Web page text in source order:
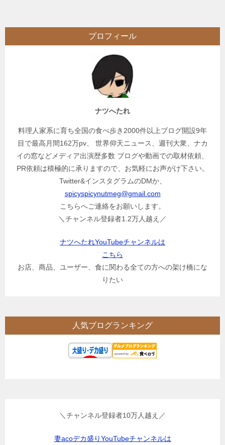
プロフィール
ナツへたれ
料理人家系に育ち全国の食べ歩き2000件以上ブログ開設9年
目で最高月間162万pv、 世界仰天ニュース、週刊大衆、ナカ
イの窓などメディア出演歴多数 ブログや動画での取材依頼、
PR依頼は積極的に承りますので、お気軽にお声がけ下さい。
Twitter&インスタグラムのDMか、
spicyspicynutmeg@gmail.com
こちらへご連絡をお願いします。
＼チャンネル登録者1.2万人越え／
ナツへたれYouTubeチャンネルは
こちら
お店、商品、ユーザー、食に関わる全ての方への架け橋にな
りたい
人気ブログランキング
＼チャンネル登録者10万人越え／
妻acoデカ盛りYouTubeチャンネルは